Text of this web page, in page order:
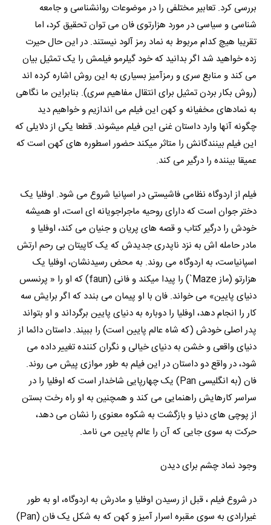
بررسی کرد. تعابیر مختلفی را در موضوعات روانشناسی و جامعه
شناسی و سیاسی در مورد هزارتوی فان می توان تحقیق کرد، اما
تقریبا هیچ کدام مربوط به نماد رمز آلود نیستند. در این حال حیرت
زده خواهید شد اگر بدانید که خود گیلرمو فیلمش را یک تمثیل بیان
می کند و منابع سری و رمزآمیز بسیاری به این روش اشاره کرده اند
(روش بکار بردن تمثیل برای انتقال مفاهیم سری). بنابراین ما نگاهی
به نمادهای مخفیانه و کهن این فیلم می اندازیم و خواهیم دید
چگونه آنها وارد داستان غنی این فیلم میشوند. قطعا یکی از دلایلی که
این فیلم بینندگانش را متاثر میکند حضور اسطوره های کهن است که
عمیقا بیننده را درگیر می کند.
فیلم از اردوگاه نظامی فاشیستی در اسپانیا شروع می شود. اوفلیا یک
دختر جوان است که دارای روحیه ماجراجویانه ای است، ‌او همیشه
خودش را درگیر کتاب و قصه های پریان و جنیان می کند، اوفلیا و
مادر حامله اش به نزد ناپدری جدیدش که یک کاپیتان بی رحم ارتش
اسپانیاست، به اردوگاه می روند. به محض رسیدنشان، ‌اوفلیا یک
هزارتو (ماز Maze`) را پیدا میکند و فانی (faun) که او را « پرنسس
دنیای پایین» می خواند. فان با او پیمان می بندد که اگر برایش سه
کار را انجام دهد، اوفلیا را دوباره به دنیای پایین برگرداند و او بتواند
پدر اصلی خودش (که شاه عالم پایین است) را ببیند. داستان دائما از
دنیای واقعی و خشن به دنیای خیالی و نگران کننده تغییر داده می
شود، در واقع دو داستان در این فیلم به طور موازی پیش می روند.
فان (به انگلیسی Pan) یک چهارپایی شاخدار است که اوفلیا را در
سراسر کارهایش راهنمایی می کند و همچنین به او راه رخت بستن
از پوچی های دنیا و بازگشت به شکوه معنوی را نشان می دهد،
حرکت به سوی جایی که آن را عالم پایین می نامد.
وجود نماد چشم برای دیدن
در شروع فیلم ، قبل از رسیدن اوفلیا و مادرش به اردوگاه، او به طور
غیرارادی به سوی مقبره اسرار آمیز و کهن که به شکل یک فان (Pan)